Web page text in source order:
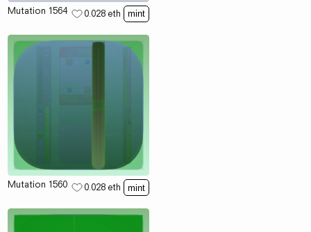
Mutation 1564 0.028 eth mint
Mutation 1560 0.028 eth mint